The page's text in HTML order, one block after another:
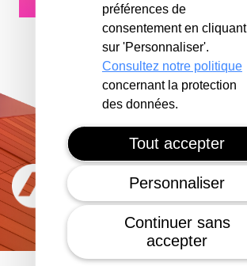
préférences de
consentement en cliquant
sur 'Personnaliser'.
Consultez notre politique
concernant la protection
des données.
Tout accepter
Personnaliser
Continuer sans
accepter